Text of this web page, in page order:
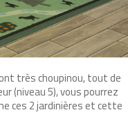
très choupinou, tout de
(niveau 5), vous pourrez
ces 2 jardinières et cette